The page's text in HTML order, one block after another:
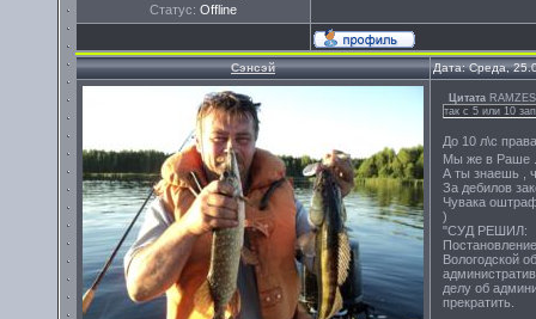
Статус: Offline
Сэнсэй Дата: Среда,
Цитата
так с 5 или 10
До 10 л\с
Мы же в Раше .
А ты знаешь ,
За дебилов
Чувака
)
"СУД РЕШИЛ:
Вологодской
делу об
прекратить.